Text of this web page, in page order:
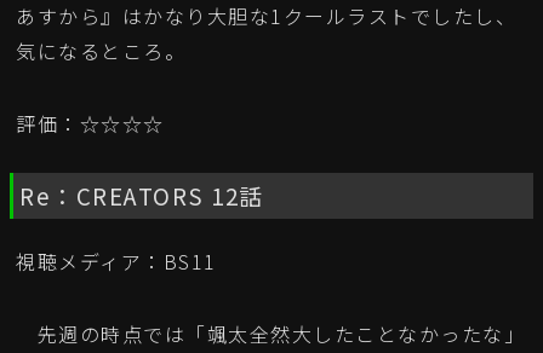
あすから』はかなり大胆な1クールラストでしたし、
気になるところ。
評価：☆☆☆☆
Re：CREATORS 12話
視聴メディア：BS11
先週の時点では「颯太全然大したことなかったな」